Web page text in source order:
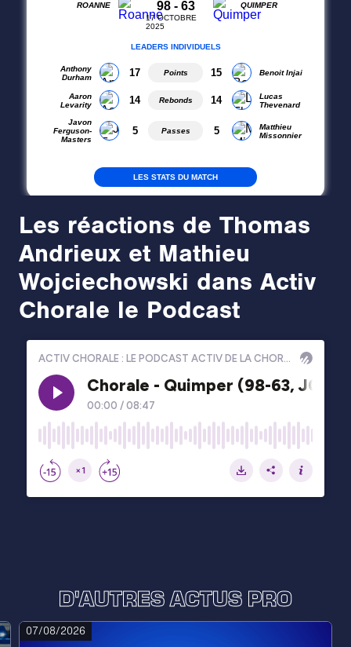
Les réactions de Thomas
Andrieux et Mathieu
Wojciechowski dans Activ
Chorale le Podcast
D'AUTRES ACTUS PRO
07/08/2026